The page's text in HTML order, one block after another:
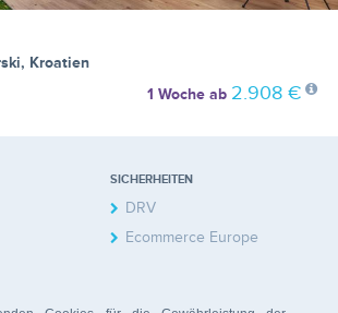
, Kroatien
1 Wocheab 2.908 €
SICHERHEITEN
DRV
Ecommerce Europe